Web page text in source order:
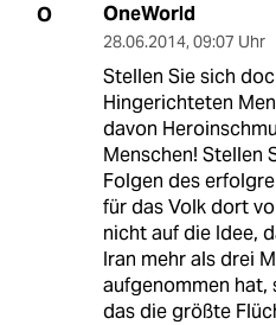
O OneWorld
28.06.2014, 09:07 Uhr
Stellen Sie sich
Hingerichteten
davon
Menschen! Stellen
Folgen des
für das Volk dort
nicht auf die Idee,
Iran mehr als drei
aufgenommen hat,
das die größte